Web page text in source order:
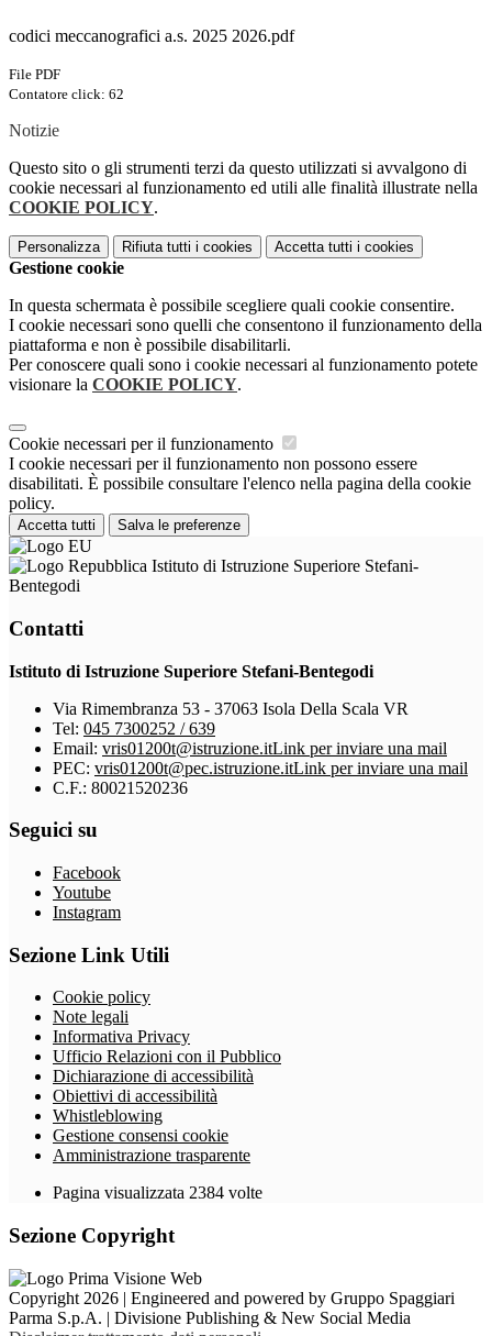
codici meccanografici a.s. 2025 2026.pdf
File PDF
Contatore click: 62
Notizie
Questo sito o gli strumenti terzi da questo utilizzati si avvalgono di
cookie necessari al funzionamento ed utili alle finalità illustrate nella
COOKIE POLICY.
Personalizza Rifiuta tutti i cookies Accetta tutti i cookies
Gestione cookie
In questa schermata è possibile scegliere quali cookie consentire.
I cookie necessari sono quelli che consentono il funzionamento della
piattaforma e non è possibile disabilitarli.
Per conoscere quali sono i cookie necessari al funzionamento potete
visionare la COOKIE POLICY.
Cookie necessari per il funzionamento
I cookie necessari per il funzionamento non possono essere
disabilitati. È possibile consultare l'elenco nella pagina della cookie
policy.
Accetta tutti Salva le preferenze
Istituto di Istruzione Superiore Stefani-
Bentegodi
Contatti
Istituto di Istruzione Superiore Stefani-Bentegodi
Via Rimembranza 53 - 37063 Isola Della Scala VR
Tel: 045 7300252 / 639
Email: vris01200t@istruzione.itLink per inviare una mail
PEC: vris01200t@pec.istruzione.itLink per inviare una mail
C.F.: 80021520236
Seguici su
Facebook
Youtube
Instagram
Sezione Link Utili
Cookie policy
Note legali
Informativa Privacy
Ufficio Relazioni con il Pubblico
Dichiarazione di accessibilità
Obiettivi di accessibilità
Whistleblowing
Gestione consensi cookie
Amministrazione trasparente
Pagina visualizzata 2384 volte
Sezione Copyright
Copyright 2026 | Engineered and powered by Gruppo Spaggiari
Parma S.p.A. | Divisione Publishing & New Social Media